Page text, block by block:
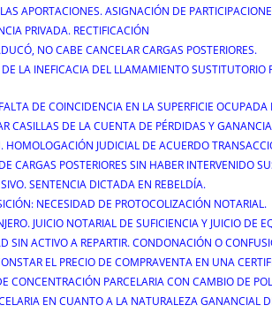
APORTACIONES. ASIGNACIÓN DE
PRIVADA. RECTIFICACIÓN
NO CABE CANCELAR CARGAS POSTERIORES.
LA INEFICACIA DEL LLAMAMIENTO SUSTITUTORIO
DE COINCIDENCIA EN LA SUPERFICIE
CASILLAS DE LA CUENTA DE PÉRDIDAS Y
JUDICIAL DE ACUERDO
CARGAS POSTERIORES SIN HABER INTERVENIDO
SENTENCIA DICTADA EN REBELDÍA.
NECESIDAD DE PROTOCOLIZACIÓN NOTARIAL.
JUICIO NOTARIAL DE SUFICIENCIA Y JUICIO DE
ACTIVO A REPARTIR. CONDONACIÓN O
EL PRECIO DE COMPRAVENTA EN UNA
PARCELARIA CON CAMBIO DE
EN CUANTO A LA NATURALEZA GANANCIAL